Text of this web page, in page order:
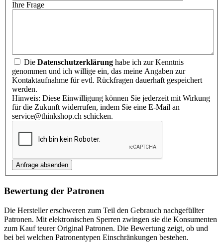
Ihre Frage
Die Datenschutzerklärung habe ich zur Kenntnis
genommen und ich willige ein, das meine Angaben zur
Kontaktaufnahme für evtl. Rückfragen dauerhaft gespeichert
werden.
Hinweis: Diese Einwilligung können Sie jederzeit mit Wirkung
für die Zukunft widerrufen, indem Sie eine E-Mail an
service@thinkshop.ch schicken.
Bewertung der Patronen
Die Hersteller erschweren zum Teil den Gebrauch nachgefüllter
Patronen. Mit elektronischen Sperren zwingen sie die Konsumenten
zum Kauf teurer Original Patronen. Die Bewertung zeigt, ob und
bei bei welchen Patronentypen Einschränkungen bestehen.